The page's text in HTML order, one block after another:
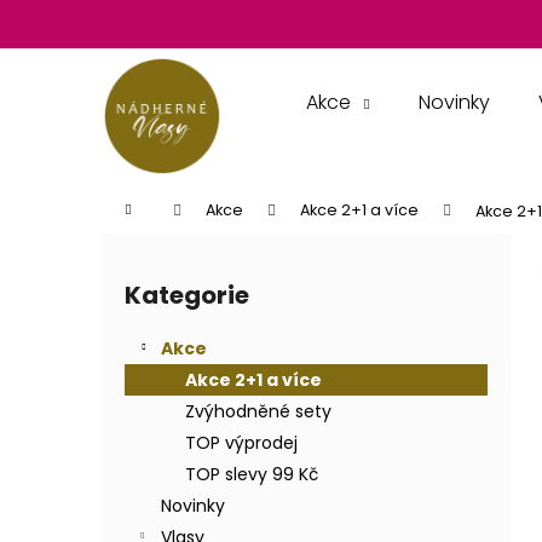
obsah
Akce Novinky
Domů Akce Akce 2+1 a více Akce
Přeskočit
kategorie
Kategorie
Akce
Akce 2+1 a více
Zvýhodněné sety
TOP výprodej
TOP slevy 99 Kč
Novinky
Vlasy
o
obchodu
obchodu